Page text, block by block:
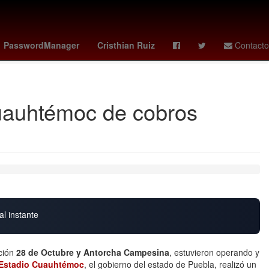
PasswordManager Cristhian Ruiz Contacto
es el día del padre Miércoles
Escuela
vs corea del sur
de cobros
instante
28 de Octubre y Antorcha Campesina, estuvieron operando y
Cuauhtémoc, el gobierno del estado de Puebla, realizó un